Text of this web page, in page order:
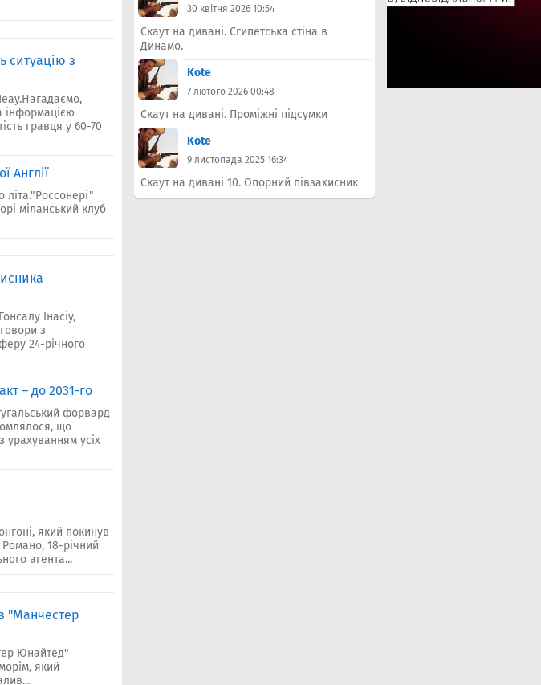
ситуацію з
інформацією
гравця у 60-70
Англії
міланський клуб
Інасіу,
з
24-річного
– до 2031-го
форвард
що
урахуванням усіх
який покинув
18-річний
агента...
"Манчестер
Юнайтед"
який
30 квітня 2026 10:54
Скаут на дивані. Єгипетська стіна в
Динамо.
Kote
7 лютого 2026 00:48
Скаут на дивані. Проміжні підсумки
Kote
9 листопада 2025 16:34
Скаут на дивані 10. Опорний півзахисник